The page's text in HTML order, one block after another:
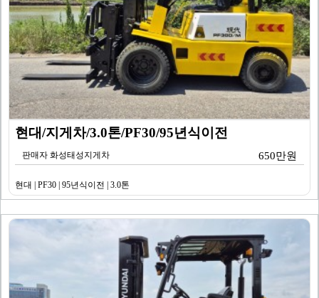
현대/지게차/3.0톤/PF30/95년식이전
판매자 화성태성지게차 650만원
현대 | PF30 | 95년식이전 | 3.0톤